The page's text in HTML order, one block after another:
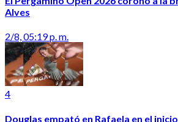
Alves
2/8, 05:19 p. m.
4
Douglas empató en Rafaela en el